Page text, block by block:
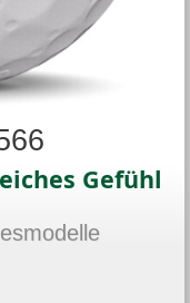
Gefühl